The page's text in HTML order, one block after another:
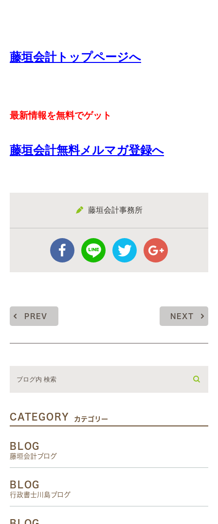
藤垣会計トップページへ
最新情報を無料でゲット
藤垣会計無料メルマガ登録へ
藤垣会計事務所
PREV NEXT
CATEGORY カテゴリー
BLOG
藤垣会計ブログ
BLOG
行政書士川島ブログ